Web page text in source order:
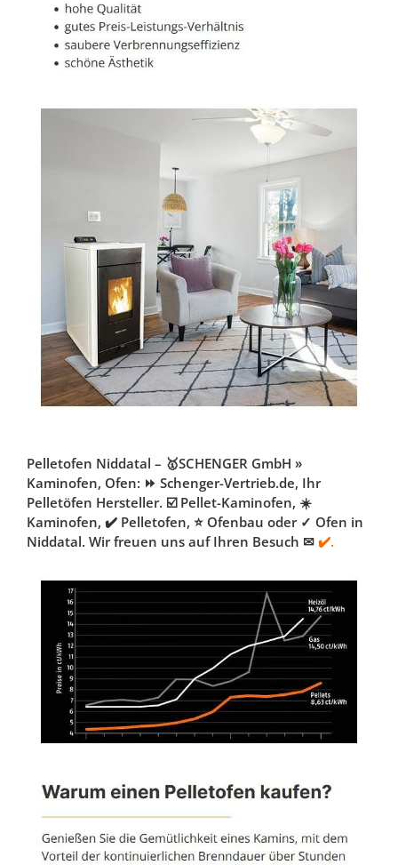
Pelletofen Niddatal – 🥇SCHENGER GmbH »
Kaminofen, Ofen: ⏩ Schenger-Vertrieb.de, Ihr
Pelletöfen Hersteller. ☑️ Pellet-Kaminofen, ☀️
Kaminofen, ✔️ Pelletofen, ⭐ Ofenbau oder ✓ Ofen in
Niddatal. Wir freuen uns auf Ihren Besuch ✉ ✔️.